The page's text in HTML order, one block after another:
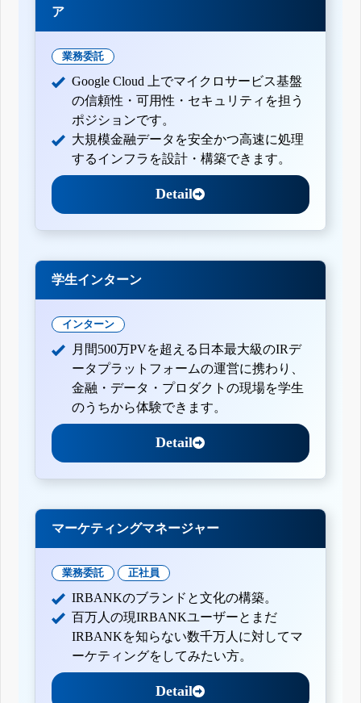
ア
業務委託
Google Cloud 上でマイクロサービス基盤
の信頼性・可用性・セキュリティを担う
ポジションです。
大規模金融データを安全かつ高速に処理
するインフラを設計・構築できます。
Detail
学生インターン
インターン
月間500万PVを超える日本最大級のIRデ
ータプラットフォームの運営に携わり、
金融・データ・プロダクトの現場を学生
のうちから体験できます。
Detail
マーケティングマネージャー
業務委託 正社員
IRBANKのブランドと文化の構築。
百万人の現IRBANKユーザーとまだ
IRBANKを知らない数千万人に対してマ
ーケティングをしてみたい方。
Detail